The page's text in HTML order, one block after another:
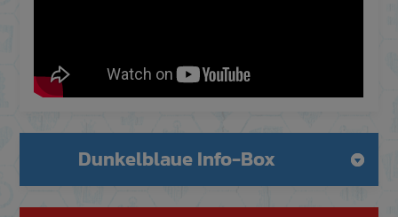
Dunkelblaue Info-Box